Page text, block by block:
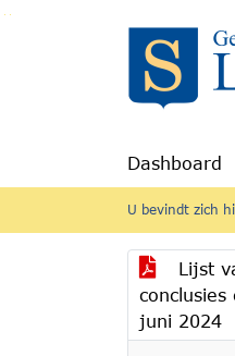
Ga naar de inhoud van
Ga naar het zoeken
Ga naar het menu
Dashboard
U bevindt zich
Lijst
conclusies
juni 2024